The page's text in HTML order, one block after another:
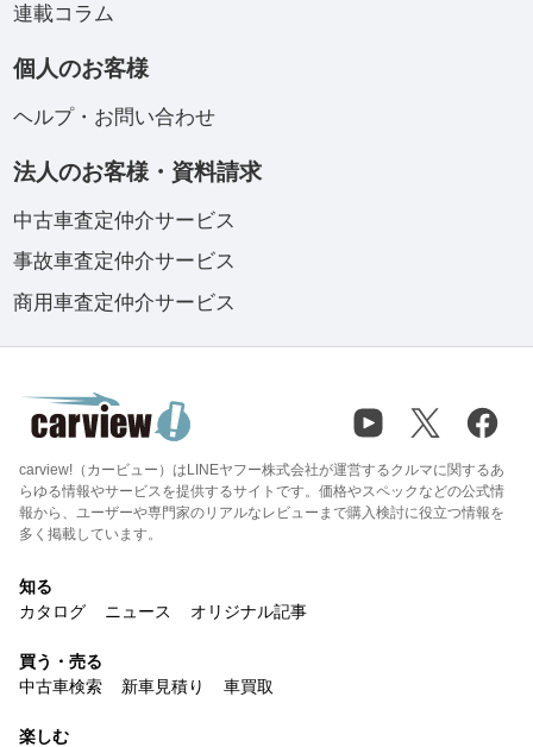
連載コラム
個人のお客様
ヘルプ・お問い合わせ
法人のお客様・資料請求
中古車査定仲介サービス
事故車査定仲介サービス
商用車査定仲介サービス
carview!（カービュー）はLINEヤフー株式会社が運営するクルマに関するあ
らゆる情報やサービスを提供するサイトです。価格やスペックなどの公式情
報から、ユーザーや専門家のリアルなレビューまで購入検討に役立つ情報を
多く掲載しています。
知る
カタログ
ニュース オリジナル記事
買う・売る
中古車検索
新車見積り 車買取
楽しむ